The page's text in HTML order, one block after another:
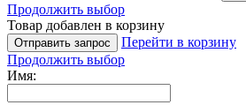
Продолжить выбор
Товар добавлен в корзину
Отправить запрос
Перейти в корзину
Продолжить выбор
Имя: